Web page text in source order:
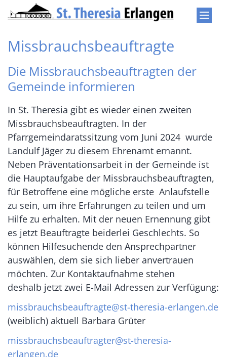
Zum Inhalt springen
Missbrauchsbeauftragte
Die Missbrauchsbeauftragten der
Gemeinde informieren
In St. Theresia gibt es wieder einen zweiten
Missbrauchsbeauftragten. In der
Pfarrgemeindaratssitzung vom Juni 2024 wurde
Landulf Jäger zu diesem Ehrenamt ernannt.
Neben Präventationsarbeit in der Gemeinde ist
die Hauptaufgabe der Missbrauchsbeauftragten,
für Betroffene eine mögliche erste Anlaufstelle
zu sein, um ihre Erfahrungen zu teilen und um
Hilfe zu erhalten. Mit der neuen Ernennung gibt
es jetzt Beauftragte beiderlei Geschlechts. So
können Hilfesuchende den Ansprechpartner
auswählen, dem sie sich lieber anvertrauen
möchten. Zur Kontaktaufnahme stehen
deshalb jetzt zwei E-Mail Adressen zur Verfügung:
missbrauchsbeauftragte@st-theresia-erlangen.de
(weiblich) aktuell Barbara Grüter
missbrauchsbeauftragter@st-theresia-
erlangen.de